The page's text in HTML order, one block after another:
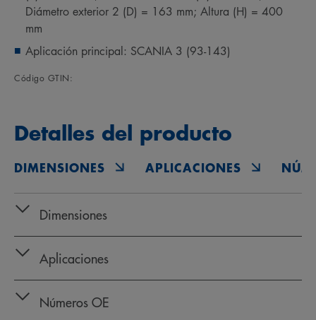
Diámetro exterior 2 (D) = 163 mm; Altura (H) = 400
mm
Aplicación principal: SCANIA 3 (93-143)
Código GTIN:
Detalles del producto
DIMENSIONES APLICACIONES
Dimensiones
Aplicaciones
Números OE